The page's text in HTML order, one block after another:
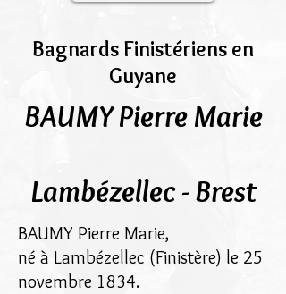
Bagnards Finistériens en
Guyane
BAUMY Pierre Marie
Lambézellec - Brest
BAUMY Pierre Marie,
né à Lambézellec (Finistère) le 25
novembre 1834.